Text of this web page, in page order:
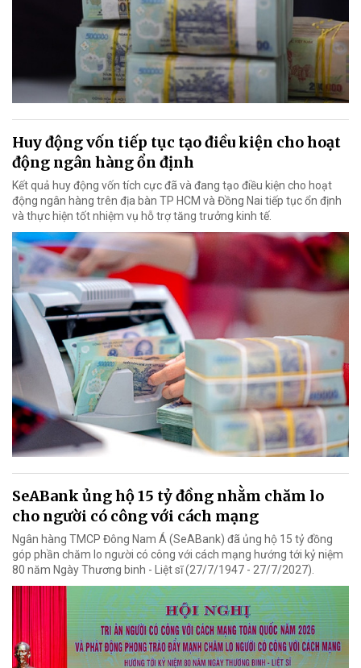
Huy động vốn tiếp tục tạo điều kiện cho hoạt
động ngân hàng ổn định
Kết quả huy động vốn tích cực đã và đang tạo điều kiện cho hoạt
động ngân hàng trên địa bàn TP HCM và Đồng Nai tiếp tục ổn định
và thực hiện tốt nhiệm vụ hỗ trợ tăng trưởng kinh tế.
SeABank ủng hộ 15 tỷ đồng nhằm chăm lo
cho người có công với cách mạng
Ngân hàng TMCP Đông Nam Á (SeABank) đã ủng hộ 15 tỷ đồng
góp phần chăm lo người có công với cách mạng hướng tới kỷ niệm
80 năm Ngày Thương binh - Liệt sĩ (27/7/1947 - 27/7/2027).